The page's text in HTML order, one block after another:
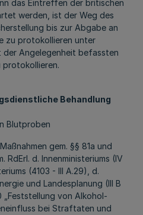
das Eintreffen der britischen
werden, ist der Weg des
bis zur Abgabe an
zu protokollieren unter
der Angelegenheit befassten
protokollieren.
Behandlung
Blutproben
gem. §§ 81a und
RdErl. d. Innenministeriums (IV
(4103 - III A.29), d.
und Landesplanung (III B
„Feststellung von Alkohol-
bei Straftaten und